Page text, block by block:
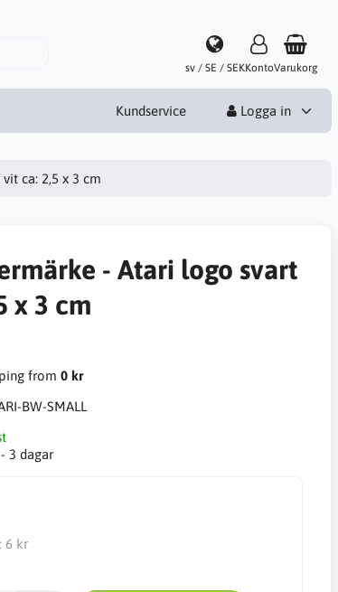
sv / SE / SEKKontoVarukorg
Kundservice Logga in
ca: 2,5 x 3 cm
- Atari logo svart
x 3 cm
from 0 kr
BW-SMALL
3 dagar
6 kr